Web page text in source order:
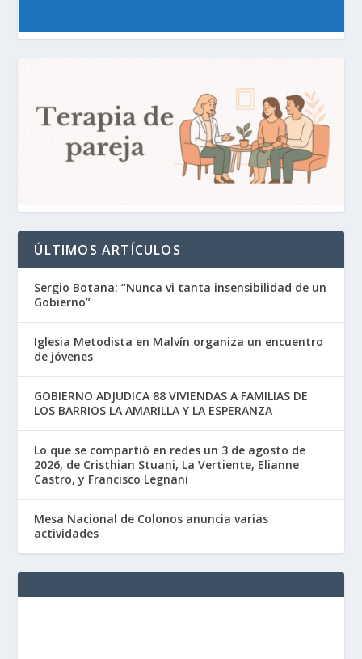
ÚLTIMOS ARTÍCULOS
Sergio Botana: “Nunca vi tanta insensibilidad de un
Gobierno”
Iglesia Metodista en Malvín organiza un encuentro
de jóvenes
GOBIERNO ADJUDICA 88 VIVIENDAS A FAMILIAS DE
LOS BARRIOS LA AMARILLA Y LA ESPERANZA
Lo que se compartió en redes un 3 de agosto de
2026, de Cristhian Stuani, La Vertiente, Elianne
Castro, y Francisco Legnani
Mesa Nacional de Colonos anuncia varias
actividades